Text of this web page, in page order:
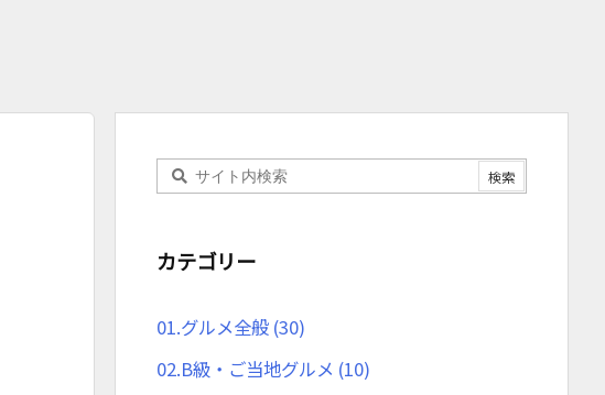
カテゴリー
01.グルメ全般 (30)
02.B級・ご当地グルメ (10)